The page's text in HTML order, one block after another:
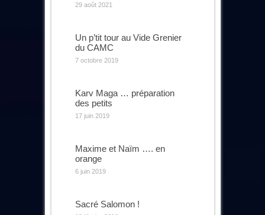
29 août 2021
Un p’tit tour au Vide Grenier
du CAMC
7 octobre 2019
Karv Maga … préparation
des petits
17 juin 2019
Maxime et Naïm …. en
orange
6 juin 2019
Sacré Salomon !